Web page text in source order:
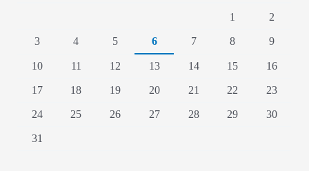
1
2
3
4 5 6 7 8
9
10
11 12 13 14 15
16
17
18 19 20 21 22
23
24
25 26 27 28 29
30
31